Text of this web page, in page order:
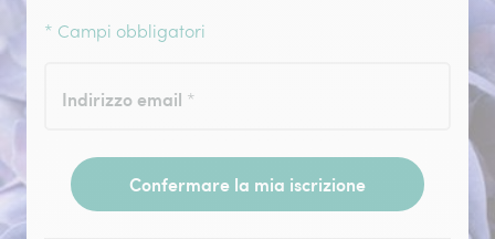
* Campi obbligatori
Indirizzo email *
Confermare la mia iscrizione